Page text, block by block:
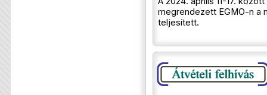
megrendezett EGMO-n a
teljesített.